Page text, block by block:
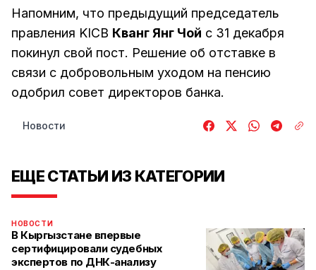
Напомним, что предыдущий председатель
правления KICB Кванг Янг Чой с 31 декабря
покинул свой пост. Решение об отставке в
связи с добровольным уходом на пенсию
одобрил совет директоров банка.
Новости
ЕЩЕ СТАТЬИ ИЗ КАТЕГОРИИ
НОВОСТИ
В Кыргызстане впервые
сертифицировали судебных
экспертов по ДНК-анализу